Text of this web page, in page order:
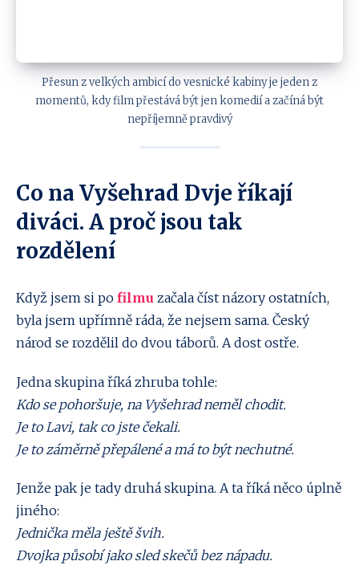
Přesun z velkých ambicí do vesnické kabiny je jeden z
momentů, kdy film přestává být jen komedií a začíná být
nepříjemně pravdivý
Co na Vyšehrad Dvje říkají
diváci. A proč jsou tak
rozdělení
Když jsem si po filmu začala číst názory ostatních,
byla jsem upřímně ráda, že nejsem sama. Český
národ se rozdělil do dvou táborů. A dost ostře.
Jedna skupina říká zhruba tohle:
Kdo se pohoršuje, na Vyšehrad neměl chodit.
Je to Lavi, tak co jste čekali.
Je to záměrně přepálené a má to být nechutné.
Jenže pak je tady druhá skupina. A ta říká něco úplně
jiného:
Jednička měla ještě švih.
Dvojka působí jako sled skečů bez nápadu.